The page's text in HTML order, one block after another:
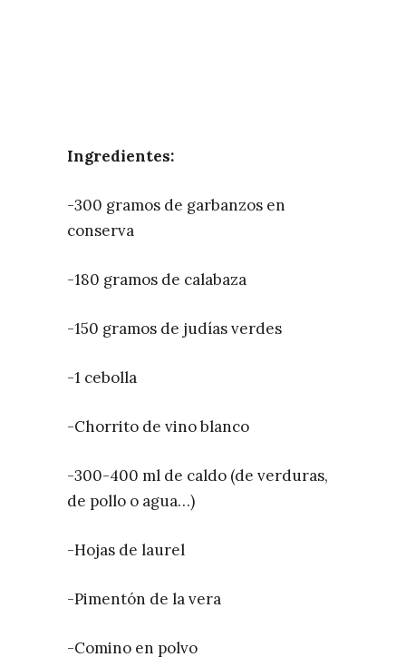
Ingredientes:
-300 gramos de garbanzos en
conserva
-180 gramos de calabaza
-150 gramos de judías verdes
-1 cebolla
-Chorrito de vino blanco
-300-400 ml de caldo (de verduras,
de pollo o agua…)
-Hojas de laurel
-Pimentón de la vera
-Comino en polvo